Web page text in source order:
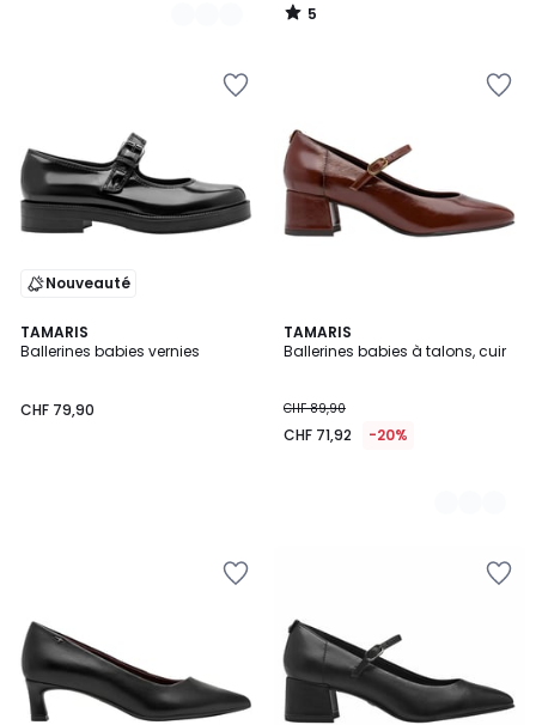
5
/
Nouveauté
TAMARIS
Ballerines babies vernies
CHF 79,90
TAMARIS
Ballerines babies à talons, cuir
CHF 89,90
CHF 71,92 -20%
2
Couleurs